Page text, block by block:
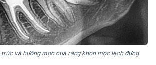
trúc và hướng mọc của răng khôn mọc lệch đứng